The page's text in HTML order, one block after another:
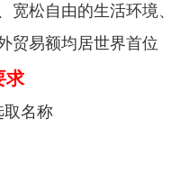
宽松自由的生活环境
贸易额均居世界首位
求
取名称